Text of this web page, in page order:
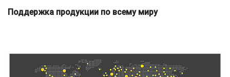
Поддержка продукции по всему миру